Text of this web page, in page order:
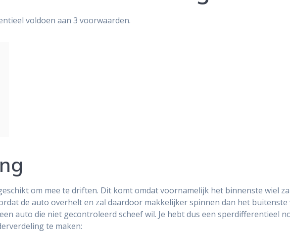
voldoen aan 3 voorwaarden.
om mee te driften. Dit komt omdat voornamelijk het binnenste wiel
de auto overhelt en zal daardoor makkelijker spinnen dan het
auto die niet gecontroleerd scheef wil. Je hebt dus een sperdifferentieel
te maken: